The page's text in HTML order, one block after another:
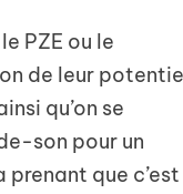
PZE ou le
de leur
qu’on se
son pour un
prenant que c’est